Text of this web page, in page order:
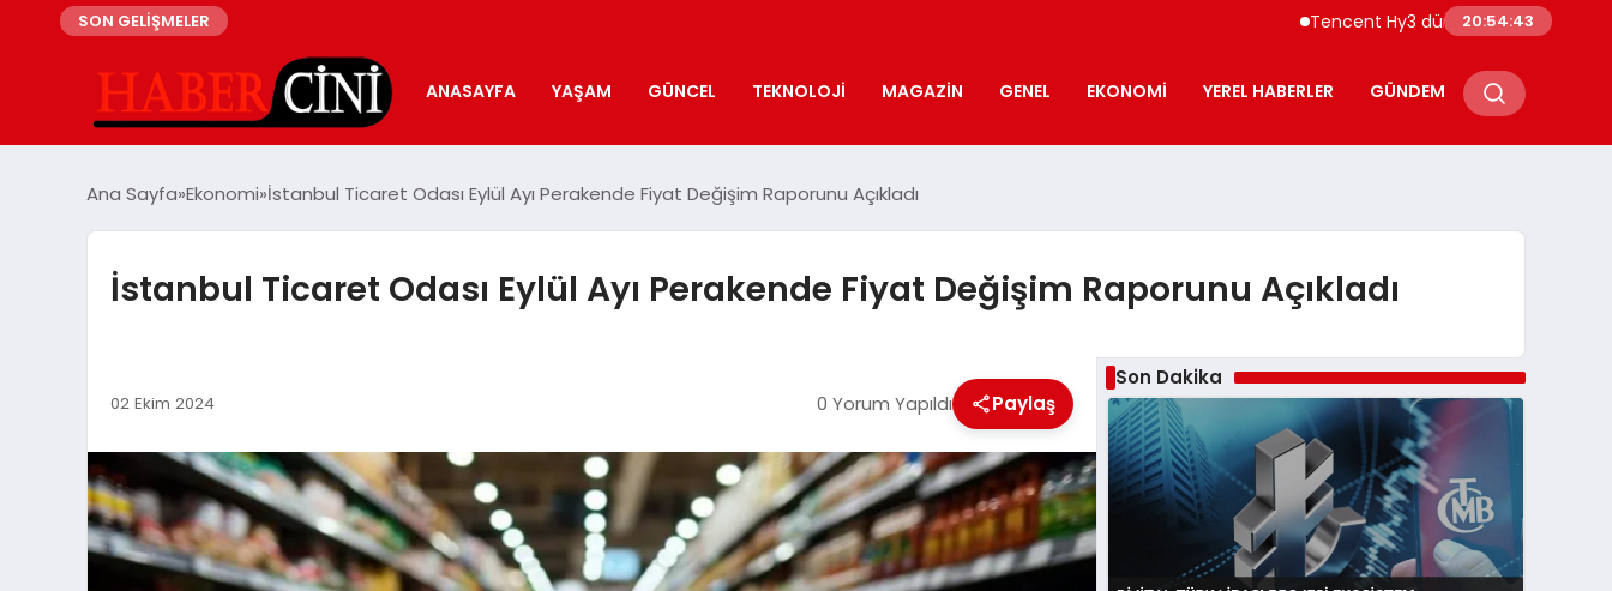
SON GELİŞMELER Tencent Hy3 dünya genelinde kullanıma
20:54:44
ANASAYFA YAŞAM GÜNCEL TEKNOLOJI MAGAZIN GENEL EKONOMI YEREL HABERLER GÜNDEM
Ana Sayfa Ekonomi İstanbul Ticaret Odası Eylül Ayı Perakende Fiyat Değişim Raporunu Açıkladı
İstanbul Ticaret Odası Eylül Ayı Perakende Fiyat Değişim Raporunu Açıkladı
02 Ekim 2024 0 Yorum Yapıldı Paylaş
Son Dakika